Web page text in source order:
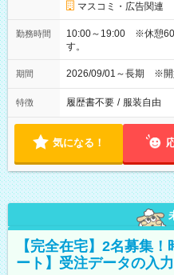
マスコミ・広告関連
勤務時間
10:00～19:00 ※休憩60
す。
期間 2026/09/01～長期 ※開
特徴 履歴書不要 / 服装自由
気になる！
【完全在宅】2名募集
ート】受注データの入